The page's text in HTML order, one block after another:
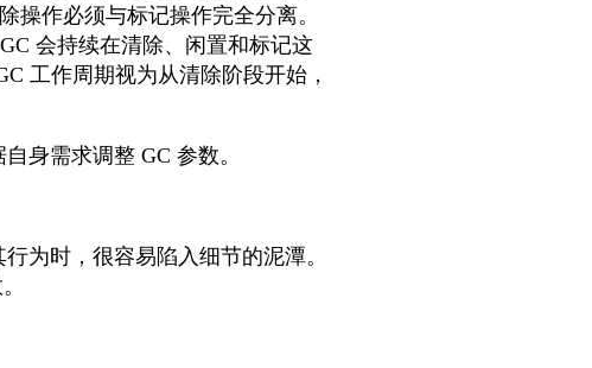
作必须与标记操作完全分离。
会持续在清除、闲置和标记这
工作周期视为从清除阶段开始，
身需求调整 GC 参数。
为时，很容易陷入细节的泥潭。